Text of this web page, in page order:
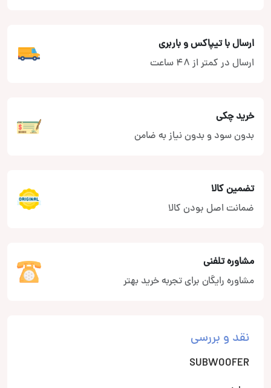
ارسال با تیپاکس و باربری
ارسال در کمتر از 48 ساعت
خرید چکی
بدون سود و بدون نیاز به ضامن
تضمین کالا
ضمانت اصل بودن کالا
مشاوره تلفنی
مشاوره رایگان برای تجربه خرید بهتر
نقد و بررسی
SUBWOOFER